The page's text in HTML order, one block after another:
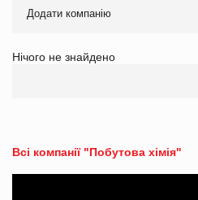
Додати компанію
Нічого не знайдено
Всі компанії "Побутова хімія"